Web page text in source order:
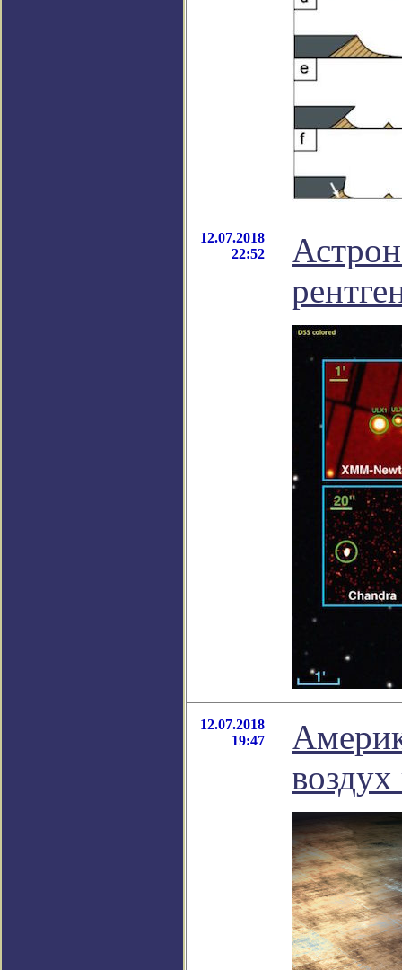
12.07.2018
22:52
12.07.2018
19:47